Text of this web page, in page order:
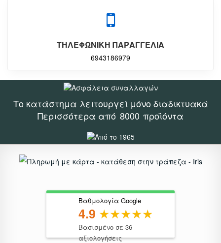
ΤΗΛΕΦΩΝΙΚΗ ΠΑΡΑΓΓΕΛΙΑ
6943186979
Το κατάστημα λειτουργεί μόνο διαδικτυακά
Περισσότερα από 8000 προϊόντα
Βαθμολογία Google
4.9
Βασισμένο σε 36
αξιολογήσεις